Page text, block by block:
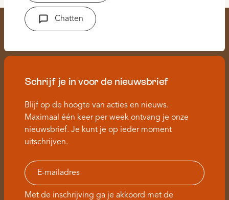
Chatten
Schrijf je in voor de nieuwsbrief
Blijf op de hoogte van acties en nieuws.
Maximaal één keer per week ontvang je onze
nieuwsbrief. Je kunt je op ieder moment
uitschrijven.
Met de inschrijving ga je akkoord met de